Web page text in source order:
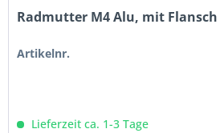
Radmutter M4 Alu, mit
Artikelnr.
Lieferzeit ca. 1-3 Tage